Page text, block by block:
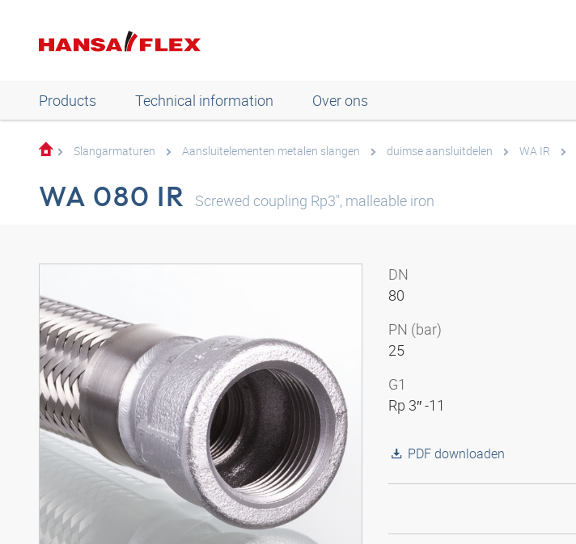
Products Technical information Over ons
Slangarmaturen Aansluitelementen metalen slangen duimse aansluitdelen WA IR
WA 080 IR Screwed coupling Rp3", malleable iron
DN
80
PN (bar)
25
G1
Rp 3″ -11
PDF downloaden